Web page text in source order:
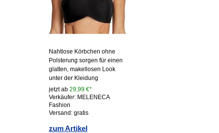
Nahtlose Körbchen ohne
Polsterung sorgen für einen
glatten, makellosen Look
unter der Kleidung
jetzt ab 29,99 €*
Verkäufer: MELENECA
Fashion
Versand: gratis
zum Artikel